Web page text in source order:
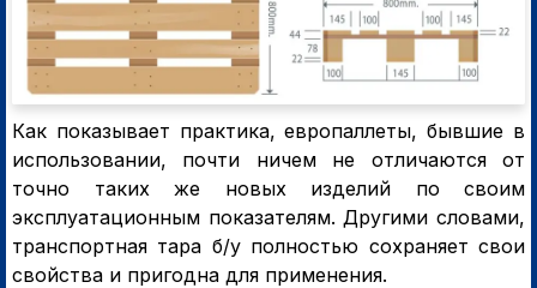
Как показывает практика, европаллеты, бывшие в
использовании, почти ничем не отличаются от
точно таких же новых изделий по своим
эксплуатационным показателям. Другими словами,
транспортная тара б/у полностью сохраняет свои
свойства и пригодна для применения.